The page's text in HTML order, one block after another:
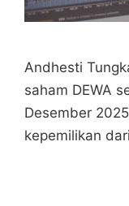
Andhesti
saham DEWA
Desember
kepemilikan